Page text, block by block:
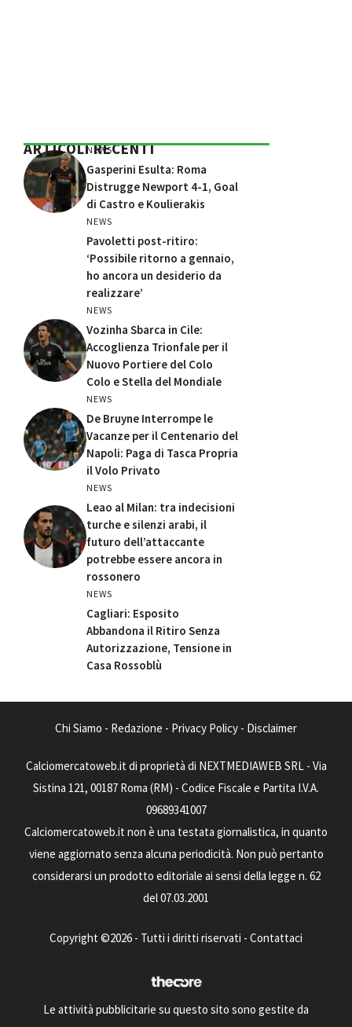
ARTICOLI RECENTI
NEWS
Gasperini Esulta: Roma
Distrugge Newport 4-1, Goal
di Castro e Koulierakis
NEWS
Pavoletti post-ritiro:
‘Possibile ritorno a gennaio,
ho ancora un desiderio da
realizzare’
NEWS
Vozinha Sbarca in Cile:
Accoglienza Trionfale per il
Nuovo Portiere del Colo
Colo e Stella del Mondiale
NEWS
De Bruyne Interrompe le
Vacanze per il Centenario del
Napoli: Paga di Tasca Propria
il Volo Privato
NEWS
Leao al Milan: tra indecisioni
turche e silenzi arabi, il
futuro dell’attaccante
potrebbe essere ancora in
rossonero
NEWS
Cagliari: Esposito
Abbandona il Ritiro Senza
Autorizzazione, Tensione in
Casa Rossoblù
Chi Siamo - Redazione - Privacy Policy - Disclaimer
Calciomercatoweb.it di proprietà di NEXTMEDIAWEB SRL - Via
Sistina 121, 00187 Roma (RM) - Codice Fiscale e Partita I.V.A.
09689341007
Calciomercatoweb.it non è una testata giornalistica, in quanto
viene aggiornato senza alcuna periodicità. Non può pertanto
considerarsi un prodotto editoriale ai sensi della legge n. 62
del 07.03.2001
Copyright ©2026 - Tutti i diritti riservati - Contattaci
Le attività pubblicitarie su questo sito sono gestite da